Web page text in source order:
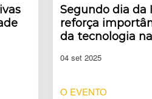
Segundo dia da
reforça
da tecnologia
04 set 2025
O EVENTO